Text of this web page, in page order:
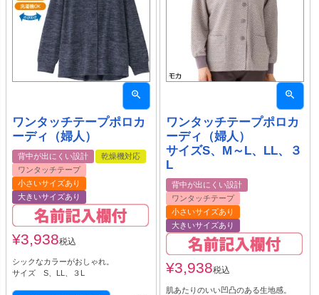
ワンタッチテープポロカ
ーディ（婦人）
背中が出にくい設計
乾燥機対応
ワンタッチテープ
小さいサイズあり
大きいサイズあり
¥3,938税込
シックなカラーがおしゃれ。
サイズ S、LL、３L
ワンタッチテープポロカ
ーディ（婦人）
サイズS、M～L、LL、３
L
背中が出にくい設計
ワンタッチテープ
小さいサイズあり
大きいサイズあり
¥3,938税込
肌あたりのいい凹凸のある生地感。